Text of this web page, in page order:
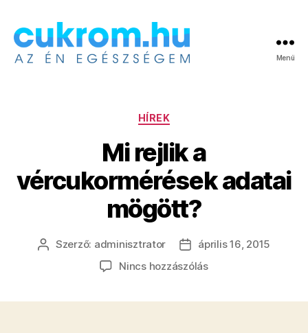
Menü
Kategóriák
HÍREK
Mi rejlik a
vércukormérések adatai
mögött?
Bejegyzés
Szerző: adminisztrator
Bejegyzés
dátuma
április 16, 2015
Nincs hozzászólása(z)